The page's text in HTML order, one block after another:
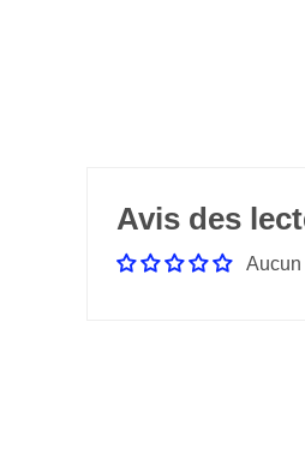
Avis des
Aucun